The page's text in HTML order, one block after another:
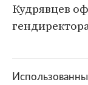
Кудрявцев